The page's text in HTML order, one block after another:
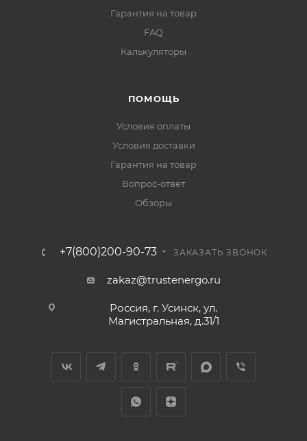
Гарантия на товар
FAQ
Калькуляторы
ПОМОЩЬ
Условия оплаты
Условия доставки
Гарантия на товар
Вопрос-ответ
Обзоры
+7(800)200-90-73 ЗАКАЗАТЬ ЗВОНОК
zakaz@trustenergo.ru
Россия, г. Усинск, ул.
Магистральная, д.31/1